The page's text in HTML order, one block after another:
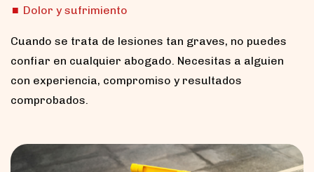
Dolor y sufrimiento
Cuando se trata de lesiones tan graves, no puedes
confiar en cualquier abogado. Necesitas a alguien
con experiencia, compromiso y resultados
comprobados.